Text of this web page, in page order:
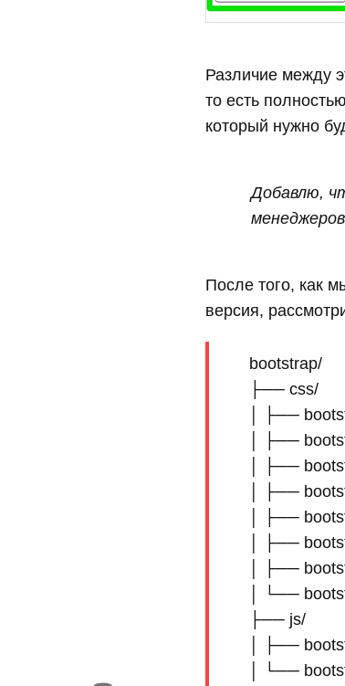
Различие между
то есть
который нужно
Добавлю,
После того, как
версия,
    bootstrap/
    ├── css/
│ ├──
│ ├──
│ ├──
│ ├──
│ ├──
│ ├──
│ ├──
│ └──
    ├── js/
│ ├──
│ └──